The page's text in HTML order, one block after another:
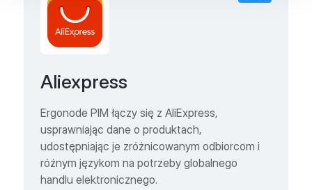
Aliexpress
Ergonode PIM łączy się z AliExpress,
usprawniając dane o produktach,
udostępniając je zróżnicowanym odbiorcom i
różnym językom na potrzeby globalnego
handlu elektronicznego.